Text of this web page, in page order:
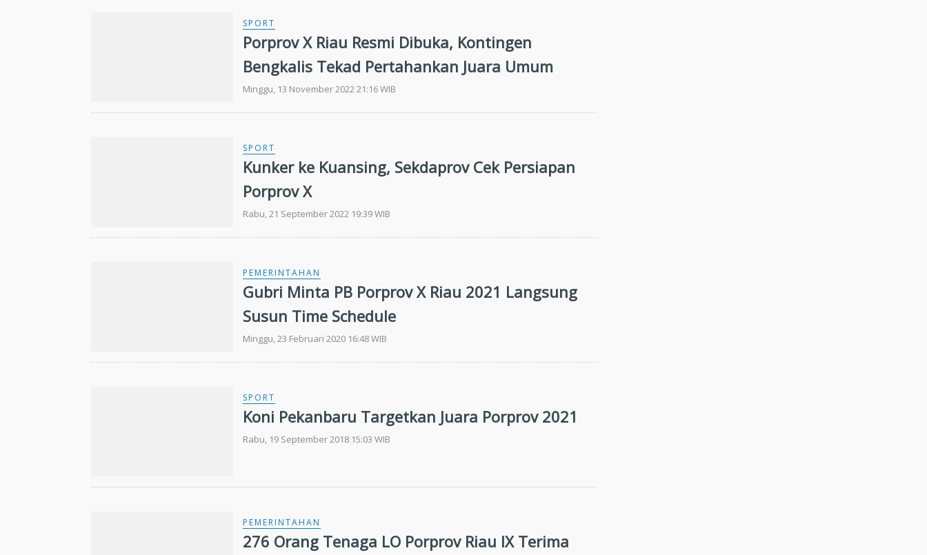
SPORT
Porprov X Riau Resmi Dibuka, Kontingen
Bengkalis Tekad Pertahankan Juara Umum
Minggu, 13 November 2022 21:16 WIB
SPORT
Kunker ke Kuansing, Sekdaprov Cek Persiapan
Porprov X
Rabu, 21 September 2022 19:39 WIB
PEMERINTAHAN
Gubri Minta PB Porprov X Riau 2021 Langsung
Susun Time Schedule
Minggu, 23 Februari 2020 16:48 WIB
SPORT
Koni Pekanbaru Targetkan Juara Porprov 2021
Rabu, 19 September 2018 15:03 WIB
PEMERINTAHAN
276 Orang Tenaga LO Porprov Riau IX Terima